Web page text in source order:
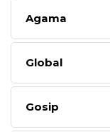
Agama
Global
Gosip